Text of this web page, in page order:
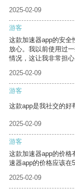
2025-02-09
游客
这款加速器app的安全
放心。我以前使用过
情况，这让我非常担心
2025-02-09
游客
这款app是我社交的好
2025-02-09
游客
这款加速器app的价格
速器app的价格应该在
2025-02-09